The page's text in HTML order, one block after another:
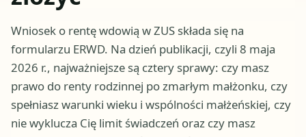
Wniosek o rentę wdowią w ZUS składa się na
formularzu ERWD. Na dzień publikacji, czyli 8 maja
2026 r., najważniejsze są cztery sprawy: czy masz
prawo do renty rodzinnej po zmarłym małżonku, czy
spełniasz warunki wieku i wspólności małżeńskiej, czy
nie wyklucza Cię limit świadczeń oraz czy masz